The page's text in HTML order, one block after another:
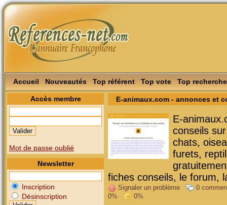
Accueil Nouveautés Top référent Top vote Top recherche
Accès membre
Mot de passe oublié
Newsletter
Inscription
Désinscription
E-animaux.com - annonces et
E-
conseils
chats,
furets,
fiches conseils, le forum,
Signaler un problème
0
0%
0%